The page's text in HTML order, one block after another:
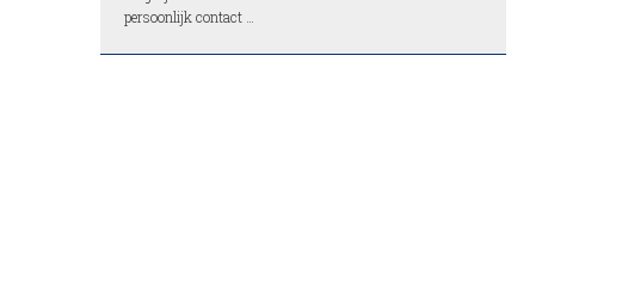
persoonlijk contact …